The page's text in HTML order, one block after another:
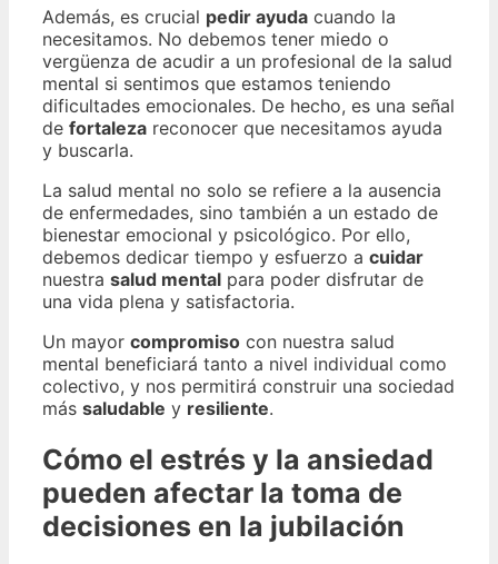
Además, es crucial pedir ayuda cuando la
necesitamos. No debemos tener miedo o
vergüenza de acudir a un profesional de la salud
mental si sentimos que estamos teniendo
dificultades emocionales. De hecho, es una señal
de fortaleza reconocer que necesitamos ayuda
y buscarla.
La salud mental no solo se refiere a la ausencia
de enfermedades, sino también a un estado de
bienestar emocional y psicológico. Por ello,
debemos dedicar tiempo y esfuerzo a cuidar
nuestra salud mental para poder disfrutar de
una vida plena y satisfactoria.
Un mayor compromiso con nuestra salud
mental beneficiará tanto a nivel individual como
colectivo, y nos permitirá construir una sociedad
más saludable y resiliente.
Cómo el estrés y la ansiedad
pueden afectar la toma de
decisiones en la jubilación